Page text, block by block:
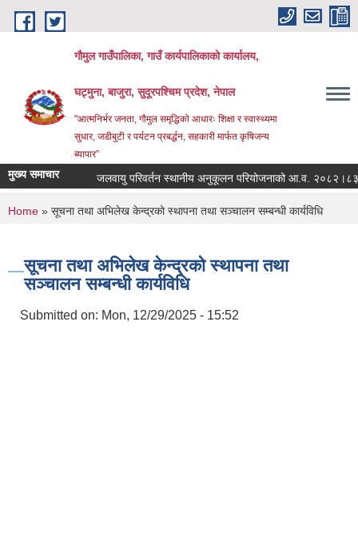
Skip to main content
गौमुल गाउँपालिका, गाउँ कार्यपालिकाको कार्यालय,
घट्मुना, बाजुरा, सुदूरपश्चिम प्रदेश, नेपाल
"आत्मनिर्भर जनता, गौमुल समृद्धिको आधारः शिक्षा र स्वास्थ्यमा
सुधार, जडीबुटी र पर्यटन प्रबर्द्धन, सहकारी मार्फत कृषिजन्य
ब्यापार”
मुख्य समाचार जलवायु परिवर्तन स्थानीय अनुकूलन परियोजनाको आ.व. २०८२।८३
You are here
Home » सूचना तथा अभिलेख केन्द्रको स्थापना तथा सञ्चालन सम्बन्धी कार्यविधि
सूचना तथा अभिलेख केन्द्रको स्थापना तथा
सञ्चालन सम्बन्धी कार्यविधि
Submitted on: Mon, 12/29/2025 - 15:52